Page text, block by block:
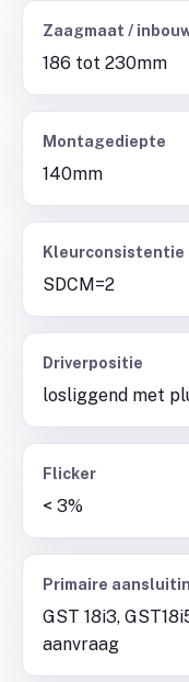
Zaagmaat /
186 tot 230mm
Montagediepte
140mm
Kleurconsistentie
SDCM=2
Driverpositie
losliggend met
Flicker
< 3%
Primaire
GST 18i3,
aanvraag